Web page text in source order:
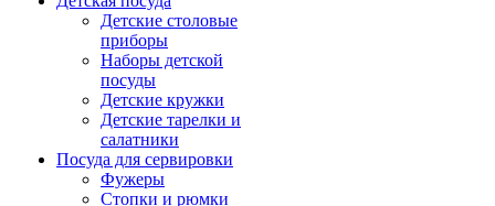
Детские столовые
приборы
Наборы детской
посуды
Детские кружки
Детские тарелки и
салатники
Посуда для сервировки
Фужеры
Стопки и рюмки